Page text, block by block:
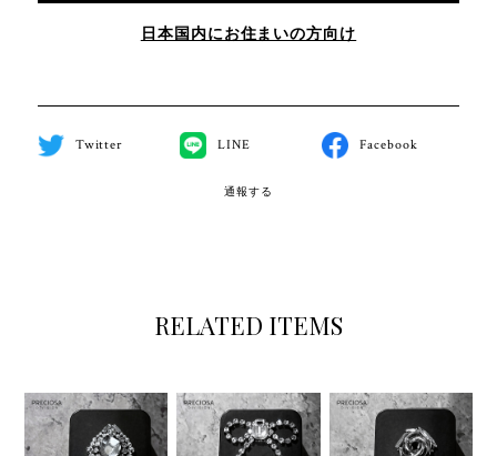
日本国内にお住まいの方向け
Twitter LINE Facebook
通報する
RELATED ITEMS